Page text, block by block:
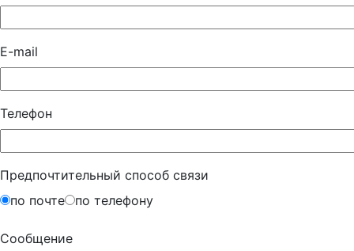
E-mail
Телефон
Предпочтительный способ связи
по почте
по телефону
Сообщение